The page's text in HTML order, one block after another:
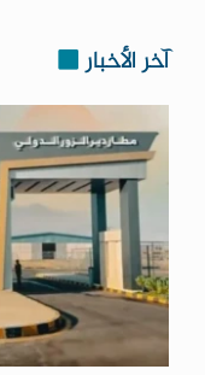
آخر الأخبار